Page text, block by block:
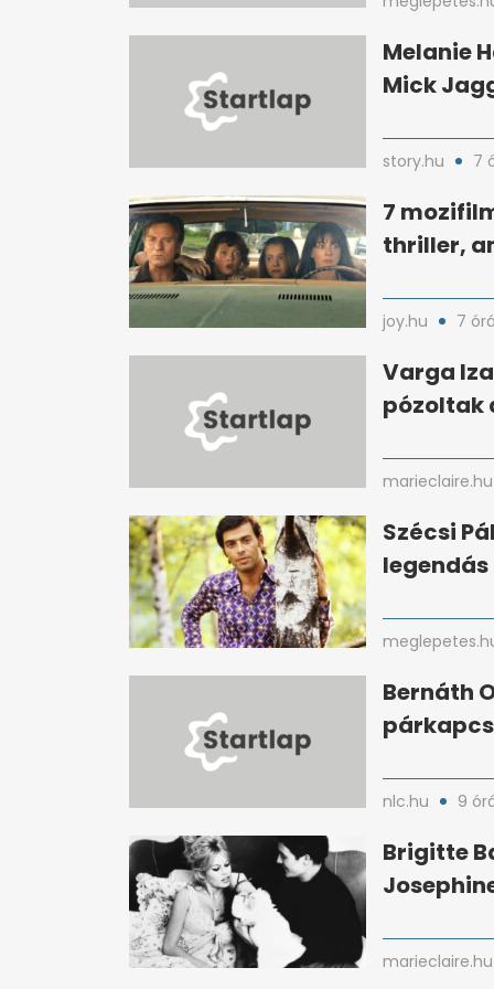
Melanie
Mick
story.hu 7
7
thriller,
joy.hu 7
Varga
pózoltak
marieclaire.hu
Szécsi
Bernáth
nlc.hu 9
Brigitte
marieclaire.hu